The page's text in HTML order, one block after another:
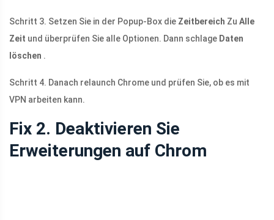
Schritt 3. Setzen Sie in der Popup-Box die Zeitbereich Zu Alle
Zeit und überprüfen Sie alle Optionen. Dann schlage Daten
löschen .
Schritt 4. Danach relaunch Chrome und prüfen Sie, ob es mit
VPN arbeiten kann.
Fix 2. Deaktivieren Sie
Erweiterungen auf Chrom